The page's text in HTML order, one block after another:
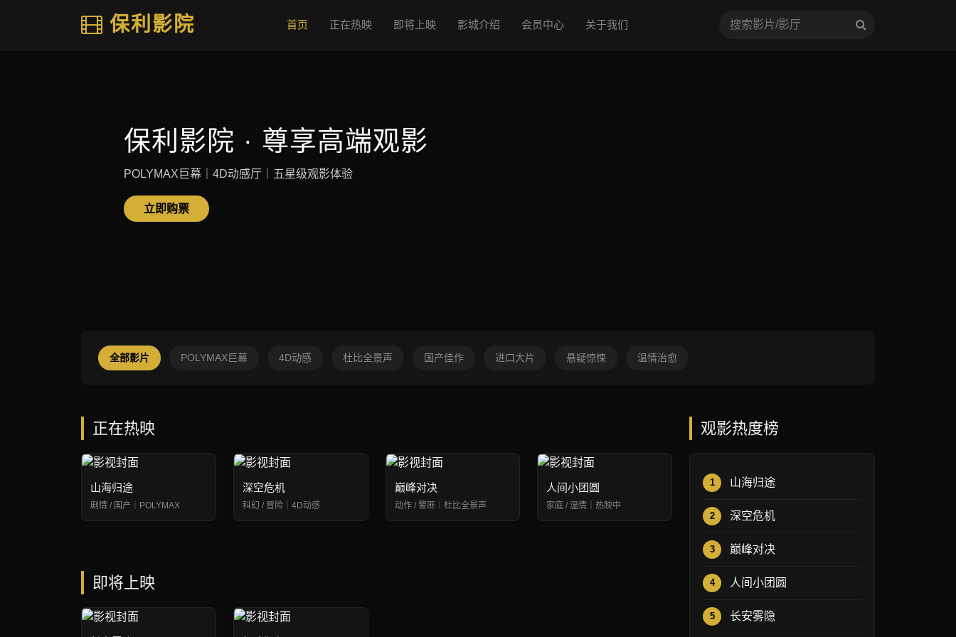
保利影院 首页 正在热映 即将上映 影城介绍 会员中心 关于我们
保利影院 · 尊享高端观影
POLYMAX巨幕｜4D动感厅｜五星级观影体验
立即购票
全部影片 POLYMAX巨幕 4D动感 杜比全景声 国产佳作 进口大片 悬疑惊悚 温情治愈
正在热映
山海归途
剧情 / 国产｜POLYMAX
深空危机
科幻 / 冒险｜4D动感
巅峰对决
动作 / 警匪｜杜比全景声
人间小团圆
家庭 / 温情｜热映中
即将上映
观影热度榜
1 山海归途
2 深空危机
3 巅峰对决
4 人间小团圆
5 长安雾隐